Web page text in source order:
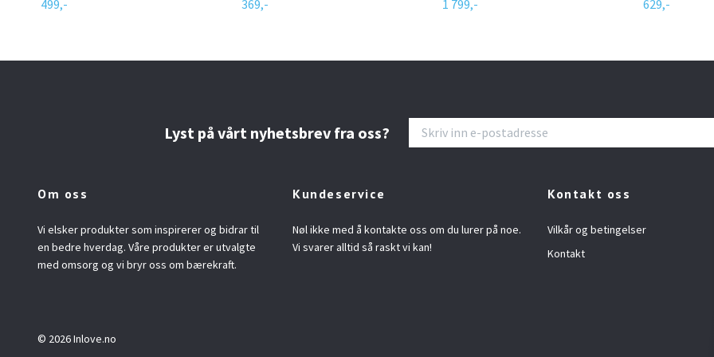
499,-
369,-
1 799,-
629,-
Lyst på vårt nyhetsbrev fra oss?
Om oss
Vi elsker produkter som inspirerer og bidrar til
en bedre hverdag. Våre produkter er utvalgte
med omsorg og vi bryr oss om bærekraft.
Kundeservice
Nøl ikke med å kontakte oss om du lurer på noe.
Vi svarer alltid så raskt vi kan!
Kontakt oss
Vilkår og betingelser
Kontakt
© 2026 Inlove.no